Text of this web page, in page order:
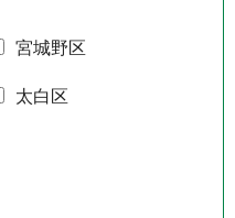
宮城野区
太白区